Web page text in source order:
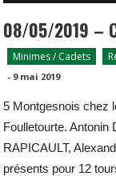
08/05/2019 –
Minimes / Cadets
- 9 mai 2019
5 Montgesnois chez
Foulletourte.
RAPICAULT,
présents pour 12